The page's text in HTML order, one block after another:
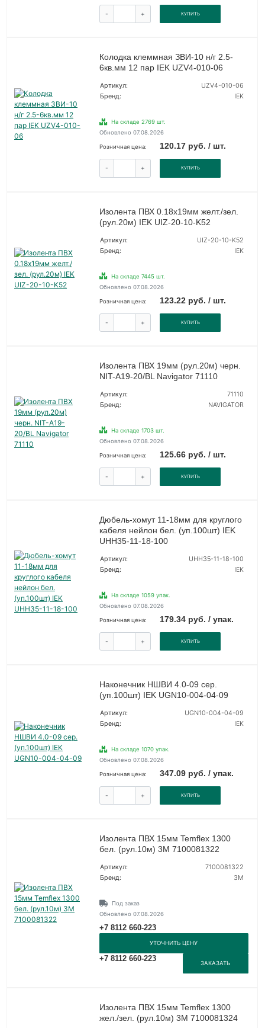
- + КУПИТЬ
Колодка клеммная ЗВИ-10 н/г 2.5-
6кв.мм 12 пар IEK UZV4-010-06
Артикул:
UZV4-010-06
Бренд:
IEK
На складе 2769 шт.
Обновлено 07.08.2026
Розничная цена: 120.17 руб. / шт.
- + КУПИТЬ
Изолента ПВХ 0.18х19мм желт./зел.
(рул.20м) IEK UIZ-20-10-K52
Артикул:
UIZ-20-10-K52
Бренд:
IEK
На складе 7445 шт.
Обновлено 07.08.2026
Розничная цена: 123.22 руб. / шт.
- + КУПИТЬ
Изолента ПВХ 19мм (рул.20м) черн.
NIT-A19-20/BL Navigator 71110
Артикул:
71110
Бренд:
NAVIGATOR
На складе 1703 шт.
Обновлено 07.08.2026
Розничная цена: 125.66 руб. / шт.
- + КУПИТЬ
Дюбель-хомут 11-18мм для круглого
кабеля нейлон бел. (уп.100шт) IEK
UHH35-11-18-100
Артикул:
UHH35-11-18-100
Бренд:
IEK
На складе 1059 упак.
Обновлено 07.08.2026
Розничная цена: 179.34 руб. / упак.
- + КУПИТЬ
Наконечник НШВИ 4.0-09 сер.
(уп.100шт) IEK UGN10-004-04-09
Артикул:
UGN10-004-04-09
Бренд:
IEK
На складе 1070 упак.
Обновлено 07.08.2026
Розничная цена: 347.09 руб. / упак.
- + КУПИТЬ
Изолента ПВХ 15мм Temflex 1300
бел. (рул.10м) 3М 7100081322
Артикул:
7100081322
Бренд:
3М
Под заказ
Обновлено 07.08.2026
+7 8112 660-223
УТОЧНИТЬ ЦЕНУ
+7 8112 660-223
ЗАКАЗАТЬ
Изолента ПВХ 15мм Temflex 1300
жел./зел. (рул.10м) 3М 7100081324